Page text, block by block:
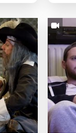
Geld
leihen